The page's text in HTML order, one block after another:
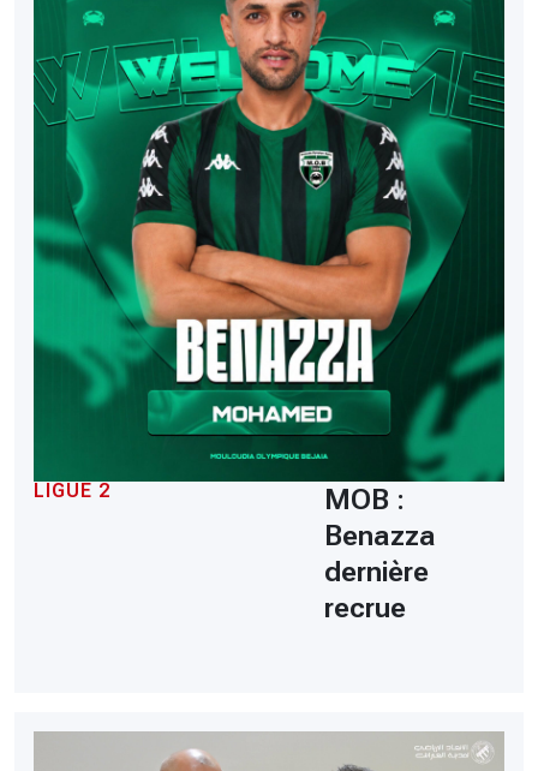
LIGUE 2
MOB :
Benazza
dernière
recrue